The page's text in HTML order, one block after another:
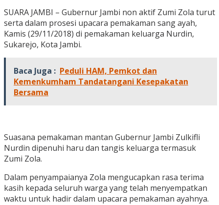
SUARA JAMBI – Gubernur Jambi non aktif Zumi Zola turut
serta dalam prosesi upacara pemakaman sang ayah,
Kamis (29/11/2018) di pemakaman keluarga Nurdin,
Sukarejo, Kota Jambi.
Baca Juga : Peduli HAM, Pemkot dan
Kemenkumham Tandatangani Kesepakatan
Bersama
Suasana pemakaman mantan Gubernur Jambi Zulkifli
Nurdin dipenuhi haru dan tangis keluarga termasuk
Zumi Zola.
Dalam penyampaianya Zola mengucapkan rasa terima
kasih kepada seluruh warga yang telah menyempatkan
waktu untuk hadir dalam upacara pemakaman ayahnya.